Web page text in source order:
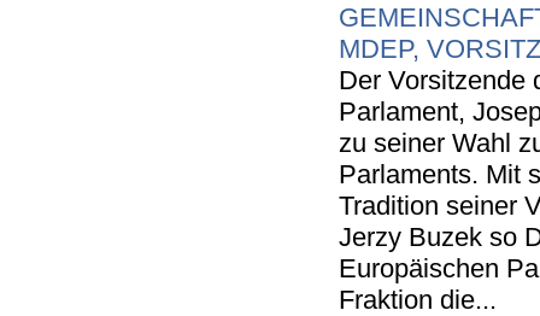
MDEP,
Der Vorsitzende
Parlament,
zu seiner Wahl
Parlaments. Mit
Tradition seiner
Jerzy Buzek so
Europäischen
Fraktion die...